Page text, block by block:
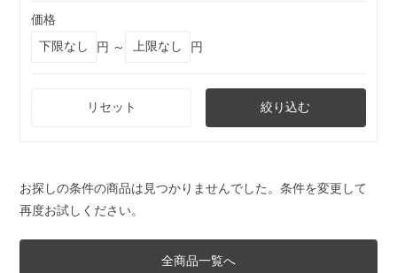
価格
円 ～
円
リセット 絞り込む
お探しの条件の商品は見つかりませんでした。条件を変更して
再度お試しください。
全商品一覧へ